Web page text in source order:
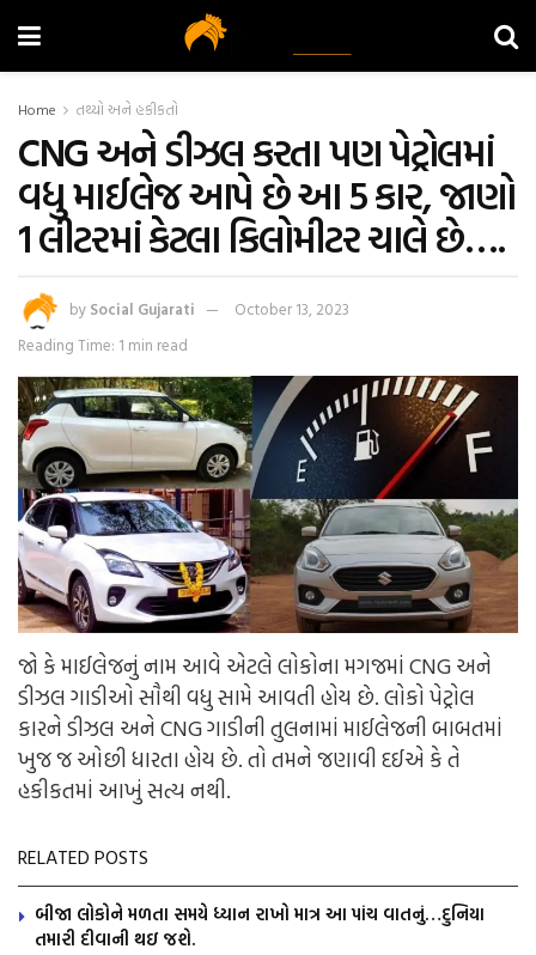
Home તથ્યો અને હકીકતો
CNG અને ડીઝલ કરતા પણ પેટ્રોલમાં
વધુ માઈલેજ આપે છે આ 5 કાર, જાણો
1 લીટરમાં કેટલા કિલોમીટર ચાલે છે….
by Social Gujarati
October 13, 2023
Reading Time: 1 min read
જો કે માઈલેજનું નામ આવે એટલે લોકોના મગજમાં CNG અને
ડીઝલ ગાડીઓ સૌથી વધુ સામે આવતી હોય છે. લોકો પેટ્રોલ
કારને ડીઝલ અને CNG ગાડીની તુલનામાં માઈલેજની બાબતમાં
ખુજ જ ઓછી ધારતા હોય છે. તો તમને જણાવી દઈએ કે તે
હકીકતમાં આખું સત્ય નથી.
RELATED POSTS
બીજા લોકોને મળતા સમયે ધ્યાન રાખો માત્ર આ પાંચ વાતનું…દુનિયા
તમારી દીવાની થઇ જશે.